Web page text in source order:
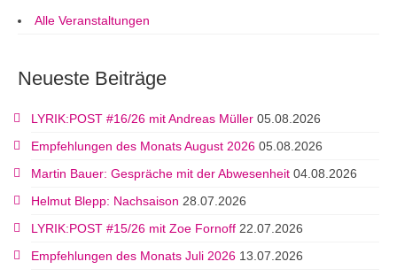
Alle Veranstaltungen
Neueste Beiträge
LYRIK:POST #16/26 mit Andreas Müller 05.08.2026
Empfehlungen des Monats August 2026 05.08.2026
Martin Bauer: Gespräche mit der Abwesenheit 04.08.2026
Helmut Blepp: Nachsaison 28.07.2026
LYRIK:POST #15/26 mit Zoe Fornoff 22.07.2026
Empfehlungen des Monats Juli 2026 13.07.2026